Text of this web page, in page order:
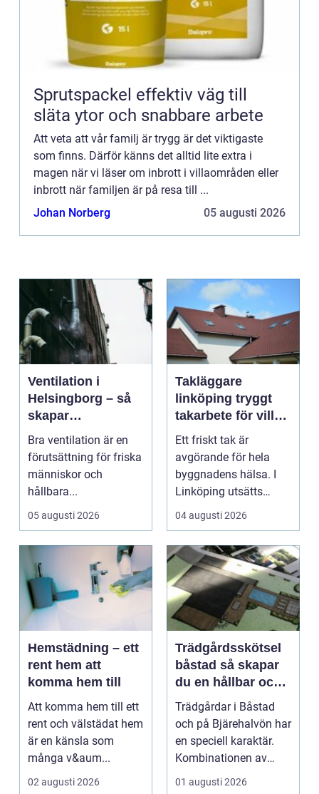
Sprutspackel effektiv väg till
släta ytor och snabbare arbete
Att veta att vår familj är trygg är det viktigaste
som finns. Därför känns det alltid lite extra i
magen när vi läser om inbrott i villaområden eller
inbrott när familjen är på resa till ...
Johan Norberg
05 augusti 2026
Ventilation i
Helsingborg – så
skapar
fastighetsägare
friskare och mer
energieffektiva
byggnader
Bra ventilation är en
förutsättning för friska
människor och
hållbara...
05 augusti 2026
Takläggare
linköping tryggt
takarbete för villa,
brf och företag
Ett friskt tak är
avgörande för hela
byggnadens hälsa. I
Linköping utsätts
taken för stora
temperatu...
04 augusti 2026
Hemstädning – ett
rent hem att
komma hem till
Att komma hem till ett
rent och välstädat hem
är en känsla som
många v&aum...
02 augusti 2026
Trädgårdsskötsel
båstad så skapar
du en hållbar och
vacker trädgård på
bjäre
Trädgårdar i Båstad
och på Bjärehalvön har
en speciell karaktär.
Kombinationen av
närheten till have...
01 augusti 2026